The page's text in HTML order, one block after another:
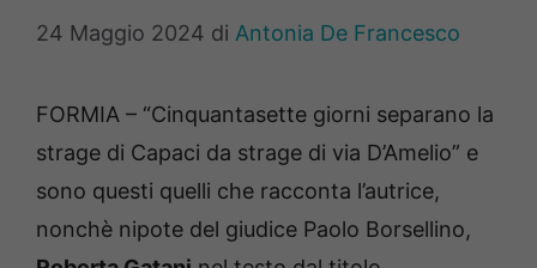
24 Maggio 2024 di Antonia De Francesco
FORMIA – “Cinquantasette giorni separano la
strage di Capaci da strage di via D’Amelio” e
sono questi quelli che racconta l’autrice,
nonchè nipote del giudice Paolo Borsellino,